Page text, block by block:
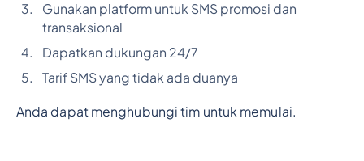
Gunakan platform untuk SMS promosi dan
transaksional
Dapatkan dukungan 24/7
Tarif SMS yang tidak ada duanya
Anda dapat menghubungi tim untuk memulai.